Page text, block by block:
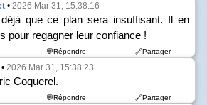
• 2026 Mar 31, 15:38:16
que ce plan sera insuffisant. Il en
pour regagner leur confiance !
💬Répondre 🔗Partager
• 2026 Mar 31, 15:38:23
Coquerel.
💬Répondre 🔗Partager